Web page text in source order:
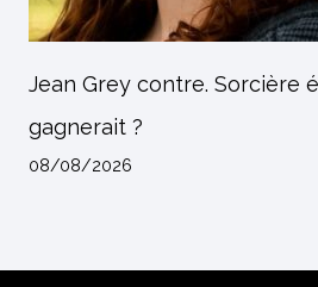
Jean Grey contre. Sorcière
gagnerait ?
08/08/2026